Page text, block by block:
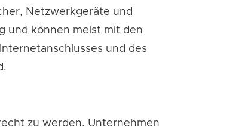
Netzwerkgeräte und
und können meist mit den
und des
zu werden. Unternehmen